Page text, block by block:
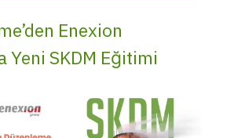
Enexion
Yeni SKDM Eğitimi